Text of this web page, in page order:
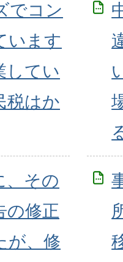
でコン
います
してい
税はか
、その
の修正
が、修